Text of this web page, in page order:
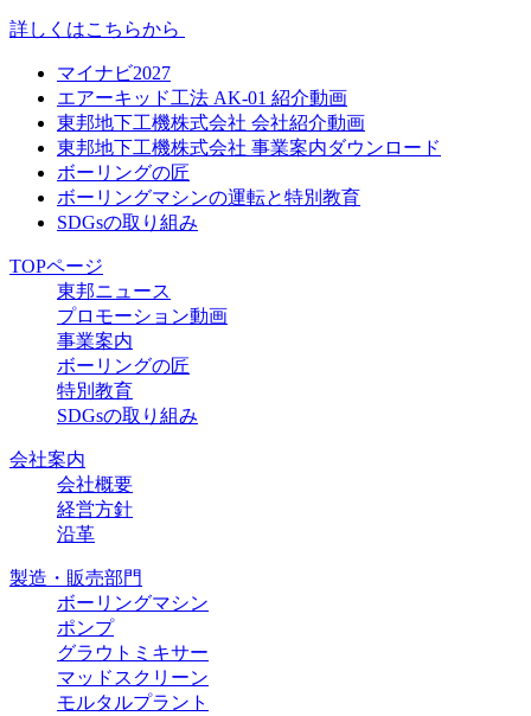
詳しくはこちらから
マイナビ2027
エアーキッド工法 AK-01 紹介動画
東邦地下工機株式会社 会社紹介動画
東邦地下工機株式会社 事業案内ダウンロード
ボーリングの匠
ボーリングマシンの運転と特別教育
SDGsの取り組み
TOPページ
東邦ニュース
プロモーション動画
事業案内
ボーリングの匠
特別教育
SDGsの取り組み
会社案内
会社概要
経営方針
沿革
製造・販売部門
ボーリングマシン
ポンプ
グラウトミキサー
マッドスクリーン
モルタルプラント